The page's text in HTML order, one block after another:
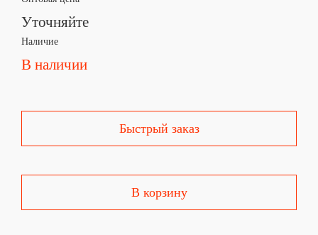
Уточняйте
Наличие
В наличии
Быстрый заказ
В корзину